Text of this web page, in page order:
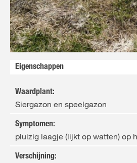
FR NL NL
Eigenschappen
Waardplant:
Siergazon en speelgazon
Symptomen:
pluizig laagje (lijkt op watten) op
Verschijning: